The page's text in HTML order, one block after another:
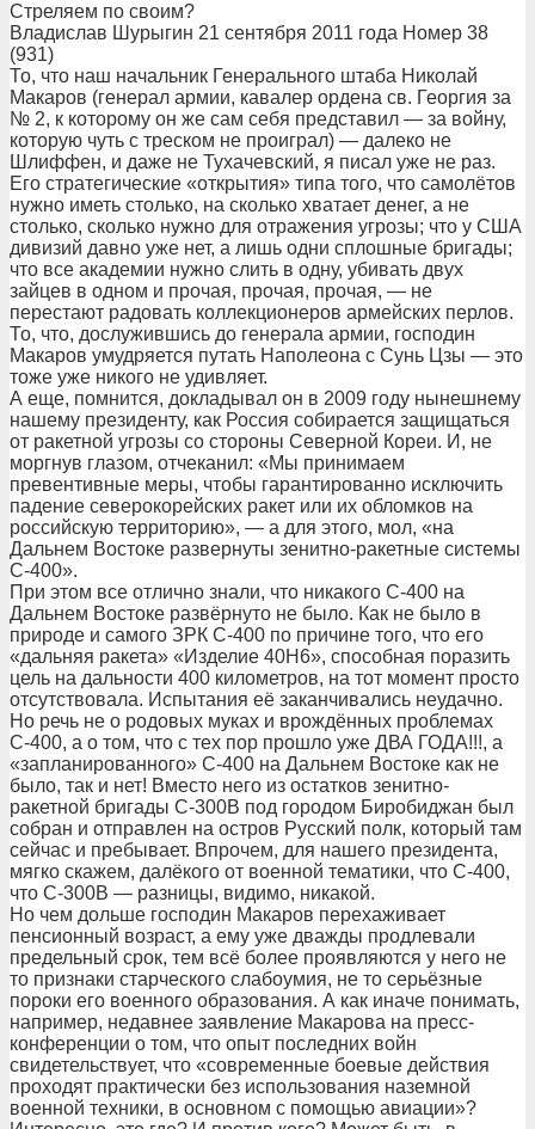
Стреляем по своим?
Владислав Шурыгин 21 сентября 2011 года Номер 38
(931)
То, что наш начальник Генерального штаба Николай
Макаров (генерал армии, кавалер ордена св. Георгия за
№ 2, к которому он же сам себя представил — за войну,
которую чуть с треском не проиграл) — далеко не
Шлиффен, и даже не Тухачевский, я писал уже не раз.
Его стратегические «открытия» типа того, что самолётов
нужно иметь столько, на сколько хватает денег, а не
столько, сколько нужно для отражения угрозы; что у США
дивизий давно уже нет, а лишь одни сплошные бригады;
что все академии нужно слить в одну, убивать двух
зайцев в одном и прочая, прочая, прочая, — не
перестают радовать коллекционеров армейских перлов.
То, что, дослужившись до генерала армии, господин
Макаров умудряется путать Наполеона с Сунь Цзы — это
тоже уже никого не удивляет.
А еще, помнится, докладывал он в 2009 году нынешнему
нашему президенту, как Россия собирается защищаться
от ракетной угрозы со стороны Северной Кореи. И, не
моргнув глазом, отчеканил: «Мы принимаем
превентивные меры, чтобы гарантированно исключить
падение северокорейских ракет или их обломков на
российскую территорию», — а для этого, мол, «на
Дальнем Востоке развернуты зенитно-ракетные системы
С-400».
При этом все отлично знали, что никакого С-400 на
Дальнем Востоке развёрнуто не было. Как не было в
природе и самого ЗРК С-400 по причине того, что его
«дальняя ракета» «Изделие 40Н6», способная поразить
цель на дальности 400 километров, на тот момент просто
отсутствовала. Испытания её заканчивались неудачно.
Но речь не о родовых муках и врождённых проблемах
С-400, а о том, что с тех пор прошло уже ДВА ГОДА!!!, а
«запланированного» С-400 на Дальнем Востоке как не
было, так и нет! Вместо него из остатков зенитно-
ракетной бригады С-300В под городом Биробиджан был
собран и отправлен на остров Русский полк, который там
сейчас и пребывает. Впрочем, для нашего президента,
мягко скажем, далёкого от военной тематики, что С-400,
что С-300В — разницы, видимо, никакой.
Но чем дольше господин Макаров перехаживает
пенсионный возраст, а ему уже дважды продлевали
предельный срок, тем всё более проявляются у него не
то признаки старческого слабоумия, не то серьёзные
пороки его военного образования. А как иначе понимать,
например, недавнее заявление Макарова на пресс-
конференции о том, что опыт последних войн
свидетельствует, что «современные боевые действия
проходят практически без использования наземной
военной техники, в основном с помощью авиации»?